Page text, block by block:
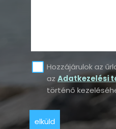
Hozzájárulok az
az Adatkezelési
történő
elküld